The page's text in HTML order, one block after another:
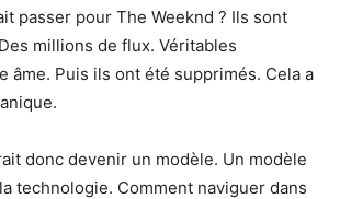
passer pour The Weeknd ? Ils sont
millions de flux. Véritables
âme. Puis ils ont été supprimés. Cela a
donc devenir un modèle. Un modèle
technologie. Comment naviguer dans